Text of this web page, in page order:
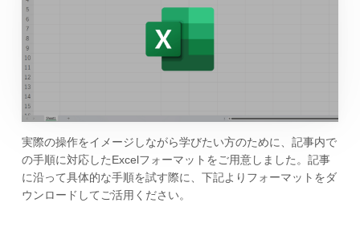
実際の操作をイメージしながら学びたい方のために、記事内で
の手順に対応したExcelフォーマットをご用意しました。記事
に沿って具体的な手順を試す際に、下記よりフォーマットをダ
ウンロードしてご活用ください。